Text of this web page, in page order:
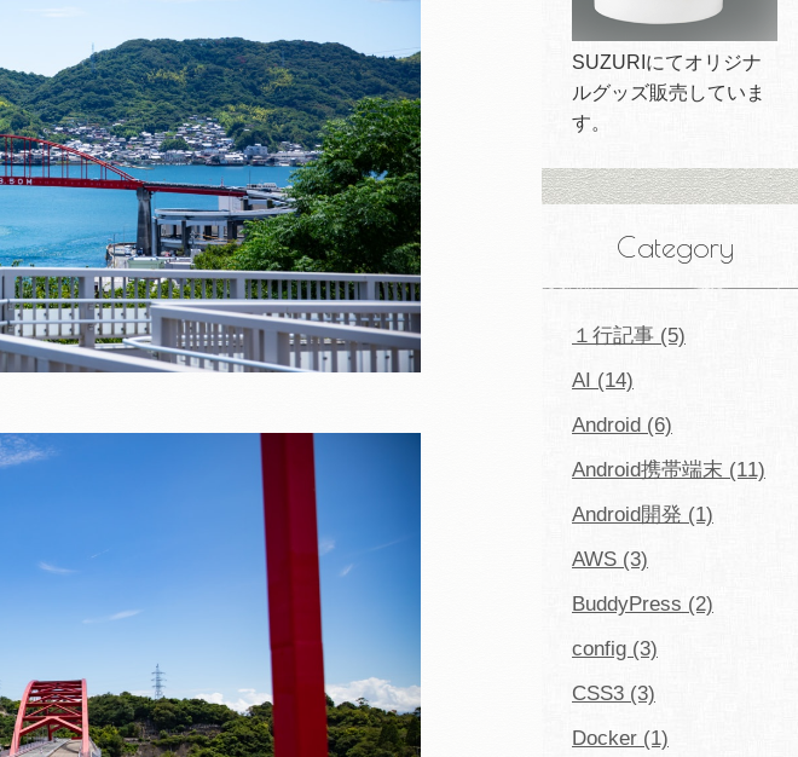
SUZURIにてオリジナ
ルグッズ販売していま
す。
Category
１行記事 (5)
AI (14)
Android (6)
Android携帯端末 (11)
Android開発 (1)
AWS (3)
BuddyPress (2)
config (3)
CSS3 (3)
Docker (1)